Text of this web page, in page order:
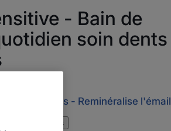
- Bain de
soin dents
sensibles - Reminéralise l'émail
votre avis